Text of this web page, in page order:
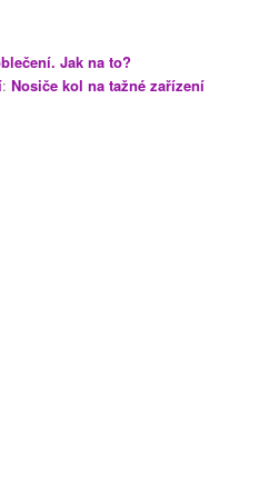
Jak na to?
:Nosiče kol na tažné zařízení